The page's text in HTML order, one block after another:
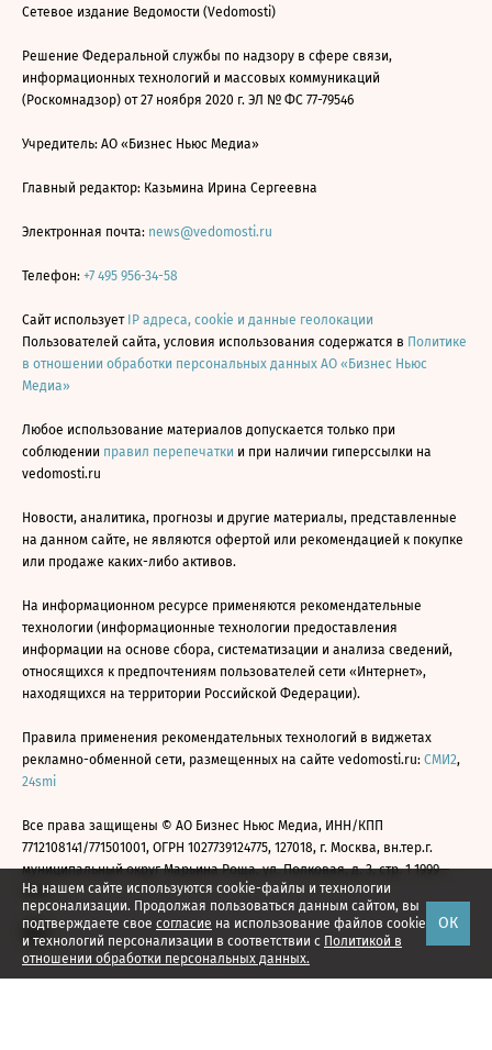
На нашем сайте используются cookie-файлы и технологии
персонализации. Продолжая пользоваться данным сайтом, вы
подтверждаете свое согласие на использование файлов cookie
и технологий персонализации в соответствии с Политикой в
отношении обработки персональных данных.
ОК
Сетевое издание Ведомости (Vedomosti)
Решение Федеральной службы по надзору в сфере связи,
информационных технологий и массовых коммуникаций
(Роскомнадзор) от 27 ноября 2020 г. ЭЛ № ФС 77-79546
Учредитель: АО «Бизнес Ньюс Медиа»
Главный редактор: Казьмина Ирина Сергеевна
Электронная почта: news@vedomosti.ru
Телефон: +7 495 956-34-58
Сайт использует IP адреса, cookie и данные геолокации
Пользователей сайта, условия использования содержатся в Политике
в отношении обработки персональных данных АО «Бизнес Ньюс
Медиа»
Любое использование материалов допускается только при
соблюдении правил перепечатки и при наличии гиперссылки на
vedomosti.ru
Новости, аналитика, прогнозы и другие материалы, представленные
на данном сайте, не являются офертой или рекомендацией к покупке
или продаже каких-либо активов.
На информационном ресурсе применяются рекомендательные
технологии (информационные технологии предоставления
информации на основе сбора, систематизации и анализа сведений,
относящихся к предпочтениям пользователей сети «Интернет»,
находящихся на территории Российской Федерации).
Правила применения рекомендательных технологий в виджетах
рекламно-обменной сети, размещенных на сайте vedomosti.ru: СМИ2,
24smi
Все права защищены © АО Бизнес Ньюс Медиа, ИНН/КПП
7712108141/771501001, ОГРН 1027739124775, 127018, г. Москва, вн.тер.г.
муниципальный округ Марьина Роща, ул. Полковая, д. 3, стр. 1 1999—
2026